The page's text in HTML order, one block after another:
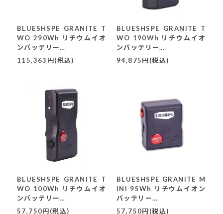
BLUESHSPE GRANITE T
WO 290Wh リチウムイオ
ンバッテリー
(BV290HD-PLUS)
115,363円(税込)
BLUESHSPE GRANITE T
WO 190Wh リチウムイオ
ンバッテリー
(BV190HD-PLUS)
94,875円(税込)
BLUESHSPE GRANITE T
WO 100Wh リチウムイオ
ンバッテリー
(BV100HD-PLUS)
57,750円(税込)
BLUESHSPE GRANITE M
INI 95Wh リチウムイオン
バッテリー
(BV095HD)
57,750円(税込)